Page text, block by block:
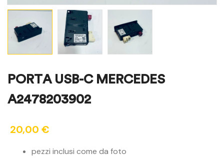
PORTA USB-C MERCEDES
A2478203902
20,00 €
pezzi inclusi come da foto